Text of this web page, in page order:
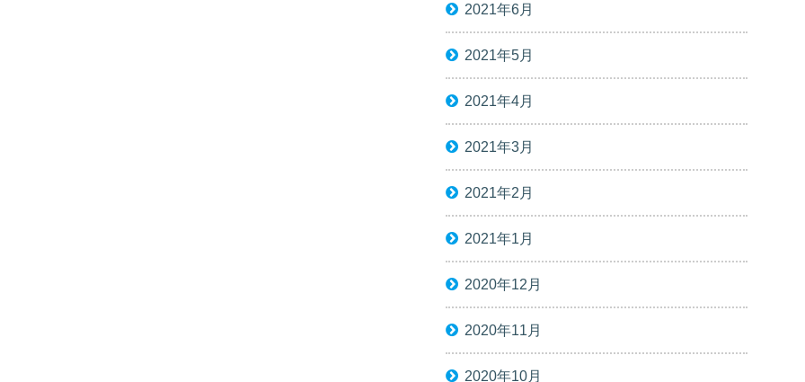
2021年6月
2021年5月
2021年4月
2021年3月
2021年2月
2021年1月
2020年12月
2020年11月
2020年10月